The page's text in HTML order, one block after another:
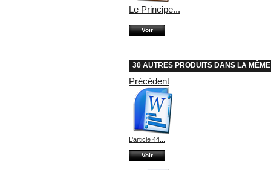
Le Principe...
Voir
30 AUTRES PRODUITS DANS LA
Précédent
L’article 44...
Voir